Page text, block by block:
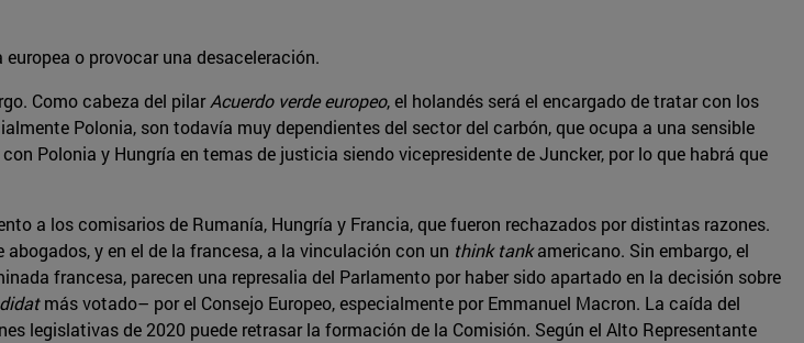
o provocar una desaceleración.
Como cabeza del pilarAcuerdo verde europeo, el holandés será el encargado de tratar con los
Polonia, son todavía muy dependientes del sector del carbón, que ocupa a una sensible
Polonia y Hungría en temas de justicia siendo vicepresidente de Juncker, por lo que habrá que
a los comisarios de Rumanía, Hungría y Francia, que fueron rechazados por distintas razones.
y en el de la francesa, a la vinculación con un think tankamericano. Sin embargo, el
francesa, parecen una represalia del Parlamento por haber sido apartado en la decisión sobre
más votado– por el Consejo Europeo, especialmente por Emmanuel Macron. La caída del
legislativas de 2020 puede retrasar la formación de la Comisión. Según el Alto Representante